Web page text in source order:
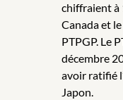
chiffraient à
Canada et
PTPGP. Le
décembre
avoir ratifié
Japon.